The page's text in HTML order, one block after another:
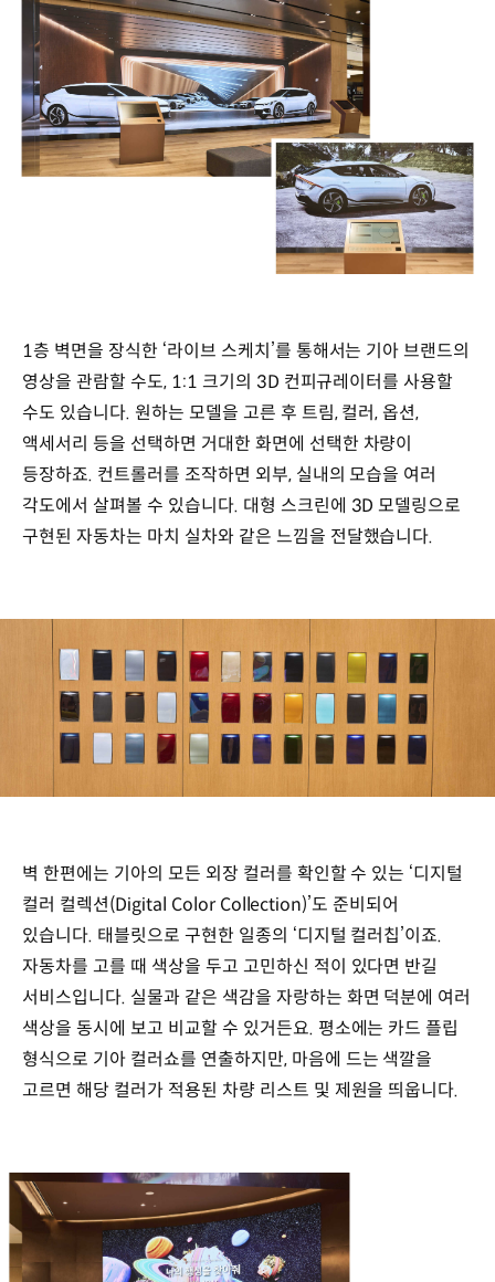
1층 벽면을 장식한 ‘라이브 스케치’를 통해서는 기아 브랜드의
영상을 관람할 수도, 1:1 크기의 3D 컨피규레이터를 사용할
수도 있습니다. 원하는 모델을 고른 후 트림, 컬러, 옵션,
액세서리 등을 선택하면 거대한 화면에 선택한 차량이
등장하죠. 컨트롤러를 조작하면 외부, 실내의 모습을 여러
각도에서 살펴볼 수 있습니다. 대형 스크린에 3D 모델링으로
구현된 자동차는 마치 실차와 같은 느낌을 전달했습니다.
벽 한편에는 기아의 모든 외장 컬러를 확인할 수 있는 ‘디지털
컬러 컬렉션(Digital Color Collection)’도 준비되어
있습니다. 태블릿으로 구현한 일종의 ‘디지털 컬러칩’이죠.
자동차를 고를 때 색상을 두고 고민하신 적이 있다면 반길
서비스입니다. 실물과 같은 색감을 자랑하는 화면 덕분에 여러
색상을 동시에 보고 비교할 수 있거든요. 평소에는 카드 플립
형식으로 기아 컬러쇼를 연출하지만, 마음에 드는 색깔을
고르면 해당 컬러가 적용된 차량 리스트 및 제원을 띄웁니다.